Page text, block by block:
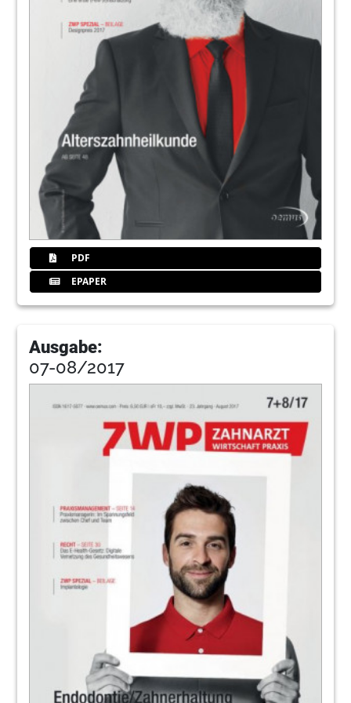
Kronentrennen leicht gemacht
Redaktion
Produkte
Redaktion
Inserentenverzeichnis/ Impressum
Redaktion
131DVD im Online-Shop
PDF
EPAPER
Ausgabe:
07-08/2017